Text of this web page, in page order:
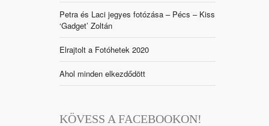
Petra és Laci jegyes fotózása – Pécs – Kiss
‘Gadget’ Zoltán
Elrajtolt a Fotóhetek 2020
Ahol minden elkezdődött
KÖVESS A FACEBOOKON!